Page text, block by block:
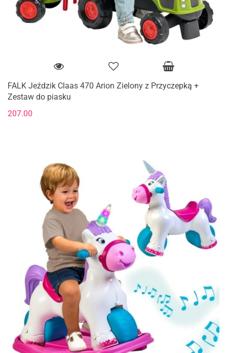
FALK Jeździk Claas 470 Arion Zielony z Przyczepką +
Zestaw do piasku
207.00